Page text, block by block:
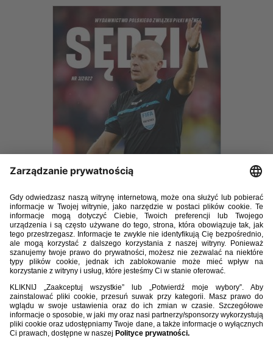
Sędzia 3 2022.pdf
10.82MB
POBIERZ